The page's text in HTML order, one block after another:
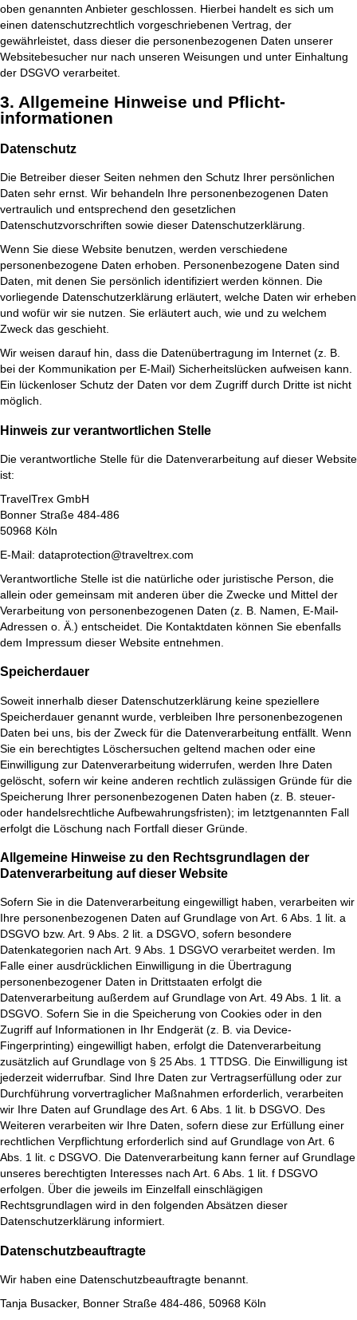
oben genannten Anbieter geschlossen. Hierbei handelt es sich um
einen datenschutzrechtlich vorgeschriebenen Vertrag, der
gewährleistet, dass dieser die personenbezogenen Daten unserer
Websitebesucher nur nach unseren Weisungen und unter Einhaltung
der DSGVO verarbeitet.
3. Allgemeine Hinweise und Pflicht­
informationen
Datenschutz
Die Betreiber dieser Seiten nehmen den Schutz Ihrer persönlichen
Daten sehr ernst. Wir behandeln Ihre personenbezogenen Daten
vertraulich und entsprechend den gesetzlichen
Datenschutzvorschriften sowie dieser Datenschutzerklärung.
Wenn Sie diese Website benutzen, werden verschiedene
personenbezogene Daten erhoben. Personenbezogene Daten sind
Daten, mit denen Sie persönlich identifiziert werden können. Die
vorliegende Datenschutzerklärung erläutert, welche Daten wir erheben
und wofür wir sie nutzen. Sie erläutert auch, wie und zu welchem
Zweck das geschieht.
Wir weisen darauf hin, dass die Datenübertragung im Internet (z. B.
bei der Kommunikation per E-Mail) Sicherheitslücken aufweisen kann.
Ein lückenloser Schutz der Daten vor dem Zugriff durch Dritte ist nicht
möglich.
Hinweis zur verantwortlichen Stelle
Die verantwortliche Stelle für die Datenverarbeitung auf dieser Website
ist:
TravelTrex GmbH
Bonner Straße 484-486
50968 Köln
E-Mail: dataprotection@traveltrex.com
Verantwortliche Stelle ist die natürliche oder juristische Person, die
allein oder gemeinsam mit anderen über die Zwecke und Mittel der
Verarbeitung von personenbezogenen Daten (z. B. Namen, E-Mail-
Adressen o. Ä.) entscheidet. Die Kontaktdaten können Sie ebenfalls
dem Impressum dieser Website entnehmen.
Speicherdauer
Soweit innerhalb dieser Datenschutzerklärung keine speziellere
Speicherdauer genannt wurde, verbleiben Ihre personenbezogenen
Daten bei uns, bis der Zweck für die Datenverarbeitung entfällt. Wenn
Sie ein berechtigtes Löschersuchen geltend machen oder eine
Einwilligung zur Datenverarbeitung widerrufen, werden Ihre Daten
gelöscht, sofern wir keine anderen rechtlich zulässigen Gründe für die
Speicherung Ihrer personenbezogenen Daten haben (z. B. steuer-
oder handelsrechtliche Aufbewahrungsfristen); im letztgenannten Fall
erfolgt die Löschung nach Fortfall dieser Gründe.
Allgemeine Hinweise zu den Rechtsgrundlagen der
Datenverarbeitung auf dieser Website
Sofern Sie in die Datenverarbeitung eingewilligt haben, verarbeiten wir
Ihre personenbezogenen Daten auf Grundlage von Art. 6 Abs. 1 lit. a
DSGVO bzw. Art. 9 Abs. 2 lit. a DSGVO, sofern besondere
Datenkategorien nach Art. 9 Abs. 1 DSGVO verarbeitet werden. Im
Falle einer ausdrücklichen Einwilligung in die Übertragung
personenbezogener Daten in Drittstaaten erfolgt die
Datenverarbeitung außerdem auf Grundlage von Art. 49 Abs. 1 lit. a
DSGVO. Sofern Sie in die Speicherung von Cookies oder in den
Zugriff auf Informationen in Ihr Endgerät (z. B. via Device-
Fingerprinting) eingewilligt haben, erfolgt die Datenverarbeitung
zusätzlich auf Grundlage von § 25 Abs. 1 TTDSG. Die Einwilligung ist
jederzeit widerrufbar. Sind Ihre Daten zur Vertragserfüllung oder zur
Durchführung vorvertraglicher Maßnahmen erforderlich, verarbeiten
wir Ihre Daten auf Grundlage des Art. 6 Abs. 1 lit. b DSGVO. Des
Weiteren verarbeiten wir Ihre Daten, sofern diese zur Erfüllung einer
rechtlichen Verpflichtung erforderlich sind auf Grundlage von Art. 6
Abs. 1 lit. c DSGVO. Die Datenverarbeitung kann ferner auf Grundlage
unseres berechtigten Interesses nach Art. 6 Abs. 1 lit. f DSGVO
erfolgen. Über die jeweils im Einzelfall einschlägigen
Rechtsgrundlagen wird in den folgenden Absätzen dieser
Datenschutzerklärung informiert.
Datenschutz­beauftragte
Wir haben eine Datenschutzbeauftragte benannt.
Tanja Busacker, Bonner Straße 484-486, 50968 Köln